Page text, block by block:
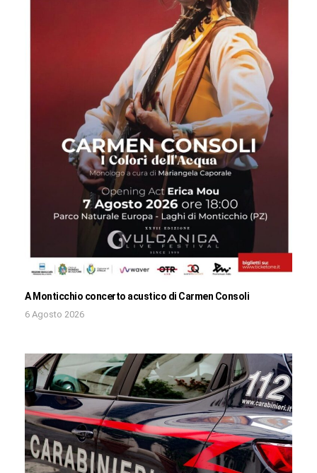
A Monticchio concerto acustico di Carmen Consoli
6 Agosto 2026